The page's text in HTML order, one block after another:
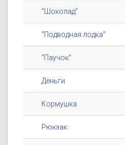
"Шоколад"
"Подводная лодка"
"Паучок"
Деньги
Кормушка
Рюкзак